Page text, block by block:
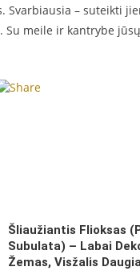
– suteikti
meile ir kantrybe
Šliaužiantis Flioksas
Subulata) – Labai
Žemas, Visžalis